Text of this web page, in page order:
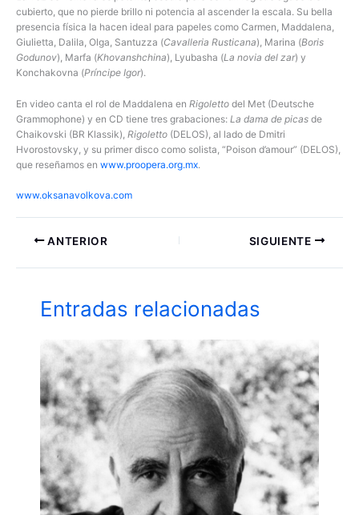
cubierto, que no pierde brillo ni potencia al ascender la escala. Su bella
presencia física la hacen ideal para papeles como Carmen, Maddalena,
Giulietta, Dalila, Olga, Santuzza (Cavalleria Rusticana), Marina (Boris
Godunov), Marfa (Khovanshchina), Lyubasha (La novia del zar) y
Konchakovna (Príncipe Igor).
En video canta el rol de Maddalena en Rigoletto del Met (Deutsche
Grammophone) y en CD tiene tres grabaciones: La dama de picas de
Chaikovski (BR Klassik), Rigoletto (DELOS), al lado de Dmitri
Hvorostovsky, y su primer disco como solista, “Poison d’amour” (DELOS),
que reseñamos en www.proopera.org.mx.
www.oksanavolkova.com
ANTERIOR SIGUIENTE
Entradas relacionadas